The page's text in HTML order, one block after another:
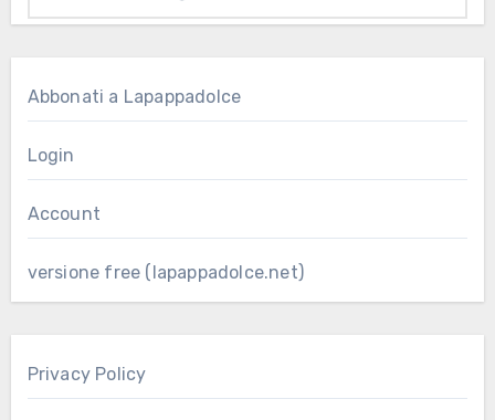
Abbonati a Lapappadolce
Login
Account
versione free (lapappadolce.net)
Privacy Policy